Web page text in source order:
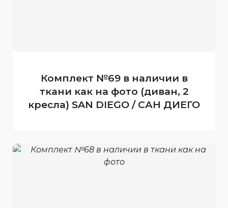
Комплект №69 в наличии в
ткани как на фото (диван, 2
кресла) SAN DIEGO / САН ДИЕГО